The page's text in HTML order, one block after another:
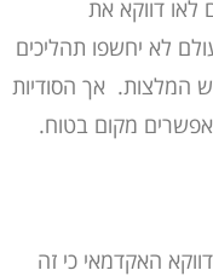
לאו דווקא את
לא יחשפו תהליכים
המלצות. אך הסודיות
מקום בטוח.
האקדמאי כי זה